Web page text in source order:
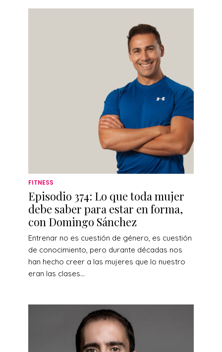
FITNESS
Episodio 374: Lo que toda mujer
debe saber para estar en forma,
con Domingo Sánchez
Entrenar no es cuestión de género, es cuestión
de conocimiento, pero durante décadas nos
han hecho creer a las mujeres que lo nuestro
eran las clases...